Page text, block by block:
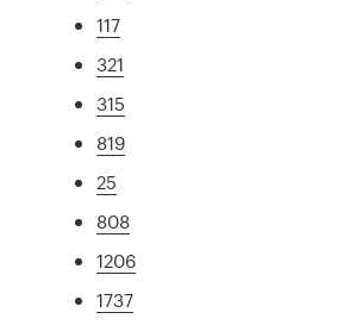
117
321
315
819
25
808
1206
1737